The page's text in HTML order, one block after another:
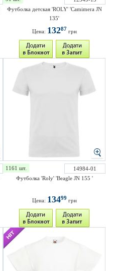
Футболка детская 'ROLY' 'Camimera JN
135'
Цена: 13287 грн
1161 шт.
14984-01
Футболка 'Roly' 'Beagle JN 155 '
Цена: 13499 грн